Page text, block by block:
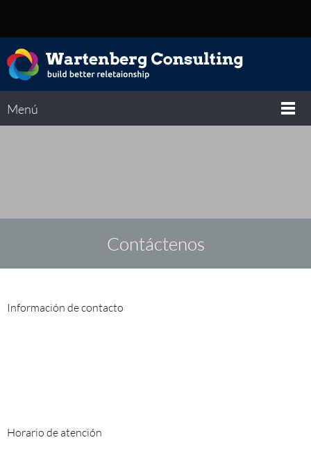
Menú
Contáctenos
Información de contacto
Horario de atención